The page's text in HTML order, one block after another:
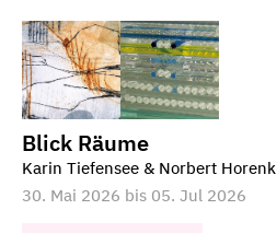
Blick Räume
Karin Tiefensee & Norbert Horenk
30. Mai 2026 bis 05. Jul 2026